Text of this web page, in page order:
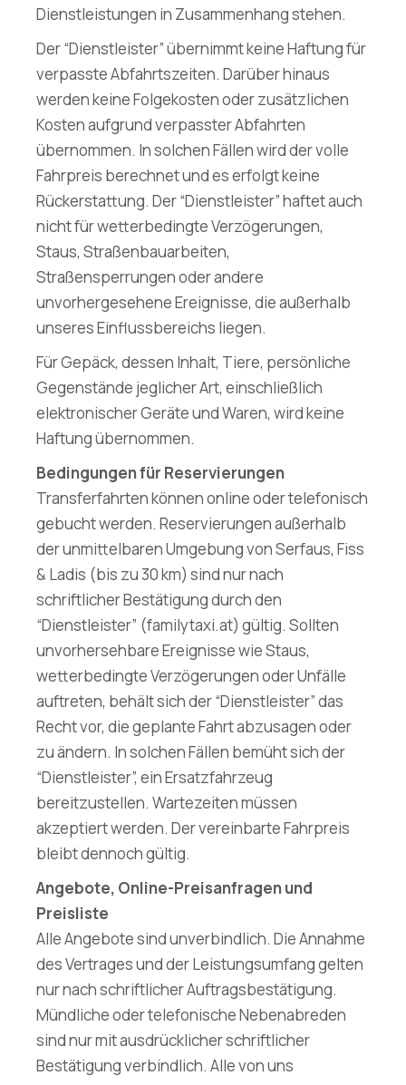
Dienstleistungen in Zusammenhang stehen.
Der “Dienstleister” übernimmt keine Haftung für
verpasste Abfahrtszeiten. Darüber hinaus
werden keine Folgekosten oder zusätzlichen
Kosten aufgrund verpasster Abfahrten
übernommen. In solchen Fällen wird der volle
Fahrpreis berechnet und es erfolgt keine
Rückerstattung. Der “Dienstleister” haftet auch
nicht für wetterbedingte Verzögerungen,
Staus, Straßenbauarbeiten,
Straßensperrungen oder andere
unvorhergesehene Ereignisse, die außerhalb
unseres Einflussbereichs liegen.
Für Gepäck, dessen Inhalt, Tiere, persönliche
Gegenstände jeglicher Art, einschließlich
elektronischer Geräte und Waren, wird keine
Haftung übernommen.
Bedingungen für Reservierungen
Transferfahrten können online oder telefonisch
gebucht werden. Reservierungen außerhalb
der unmittelbaren Umgebung von Serfaus, Fiss
& Ladis (bis zu 30 km) sind nur nach
schriftlicher Bestätigung durch den
“Dienstleister” (familytaxi.at) gültig. Sollten
unvorhersehbare Ereignisse wie Staus,
wetterbedingte Verzögerungen oder Unfälle
auftreten, behält sich der “Dienstleister” das
Recht vor, die geplante Fahrt abzusagen oder
zu ändern. In solchen Fällen bemüht sich der
“Dienstleister”, ein Ersatzfahrzeug
bereitzustellen. Wartezeiten müssen
akzeptiert werden. Der vereinbarte Fahrpreis
bleibt dennoch gültig.
Angebote, Online-Preisanfragen und
Preisliste
Alle Angebote sind unverbindlich. Die Annahme
des Vertrages und der Leistungsumfang gelten
nur nach schriftlicher Auftragsbestätigung.
Mündliche oder telefonische Nebenabreden
sind nur mit ausdrücklicher schriftlicher
Bestätigung verbindlich. Alle von uns